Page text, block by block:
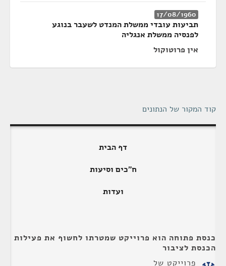
17/08/1960
תביעות עובדי ממשלת המנדט לשעבר בנוגע
לפנסיה ממשלת אנגליה
אין פרוטוקול
קוד המקור של הנתונים
דף הבית
ח"כים וסיעות
ועדות
כנסת פתוחה הוא פרוייקט שמטרתו לחשוף את פעילות
הכנסת לציבור
פרוייקט של